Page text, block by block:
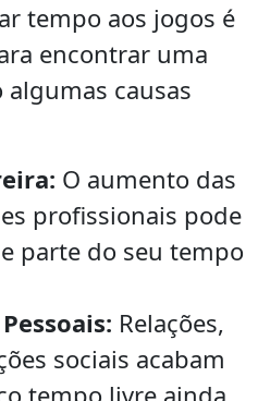
tempo aos jogos é
encontrar uma
causas
O aumento das
profissionais pode
parte do seu tempo
Relações,
sociais acabam